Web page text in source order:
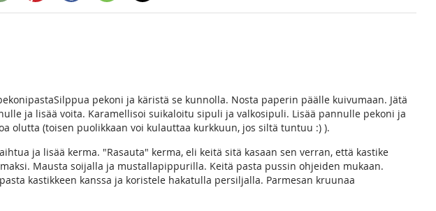
pekoni ja käristä se kunnolla. Nosta paperin päälle kuivumaan. Jätä
ja lisää voita. Karamellisoi suikaloitu sipuli ja valkosipuli. Lisää pannulle pekoni ja
olutta (toisen puolikkaan voi kulauttaa kurkkuun, jos siltä tuntuu :) ).
ja lisää kerma. "Rasauta" kerma, eli keitä sitä kasaan sen verran, että kastike
Mausta soijalla ja mustallapippurilla. Keitä pasta pussin ohjeiden mukaan.
kastikkeen kanssa ja koristele hakatulla persiljalla. Parmesan kruunaa